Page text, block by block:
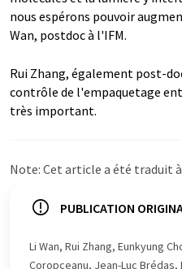
nous espérons pouvoir
Wan, postdoc à l'IFM.
Rui Zhang, également post-
contrôle de l'empaquetage
très important.
Note: Cet article a été traduit
propose ces traductions
été traduit avec traduction
qu'il contienne des erreurs de
PUBLICATION
Li Wan, Rui Zhang, Eunkyung
Coropceanu, Jean-Luc